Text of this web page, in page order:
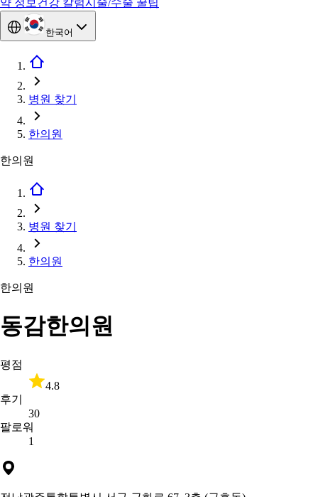
약 정보 건강 칼럼시술/수술 꿀팁
한국어
병원 찾기
한의원
한의원
병원 찾기
한의원
한의원
동감한의원
평점
4.8
후기
30
팔로워
1